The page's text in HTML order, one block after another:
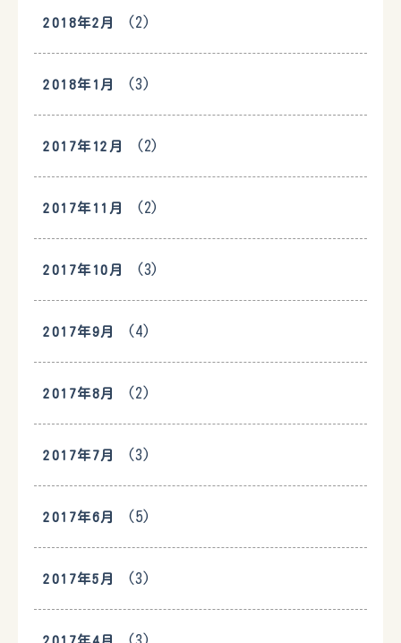
2018年2月 (2)
2018年1月 (3)
2017年12月 (2)
2017年11月 (2)
2017年10月 (3)
2017年9月 (4)
2017年8月 (2)
2017年7月 (3)
2017年6月 (5)
2017年5月 (3)
(3)